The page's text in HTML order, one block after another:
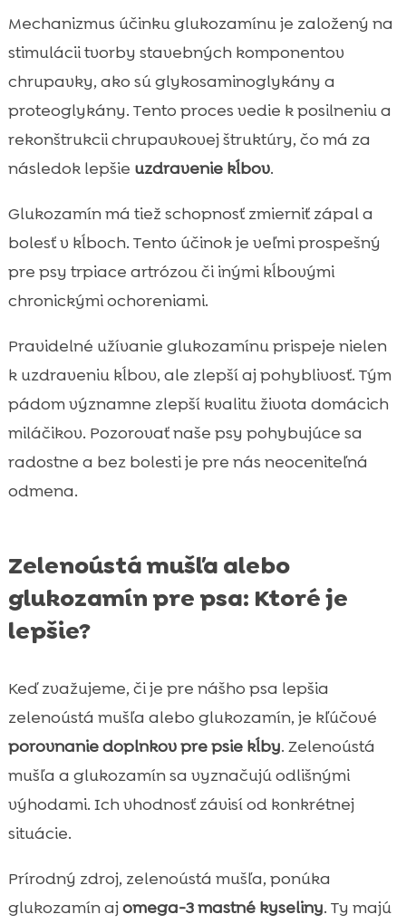
Mechanizmus účinku glukozamínu je založený na
stimulácii tvorby stavebných komponentov
chrupavky, ako sú glykosaminoglykány a
proteoglykány. Tento proces vedie k posilneniu a
rekonštrukcii chrupavkovej štruktúry, čo má za
následok lepšie uzdravenie kĺbov.
Glukozamín má tiež schopnosť zmierniť zápal a
bolesť v kĺboch. Tento účinok je veľmi prospešný
pre psy trpiace artrózou či inými kĺbovými
chronickými ochoreniami.
Pravidelné užívanie glukozamínu prispeje nielen
k uzdraveniu kĺbov, ale zlepší aj pohyblivosť. Tým
pádom významne zlepší kvalitu života domácich
miláčikov. Pozorovať naše psy pohybujúce sa
radostne a bez bolesti je pre nás neoceniteľná
odmena.
Zelenoústá mušľa alebo
glukozamín pre psa: Ktoré je
lepšie?
Keď zvažujeme, či je pre nášho psa lepšia
zelenoústá mušľa alebo glukozamín, je kľúčové
porovnanie doplnkov pre psie kĺby. Zelenoústá
mušľa a glukozamín sa vyznačujú odlišnými
výhodami. Ich vhodnosť závisí od konkrétnej
situácie.
Prírodný zdroj, zelenoústá mušľa, ponúka
glukozamín ajomega-3 mastné kyseliny. Ty majú